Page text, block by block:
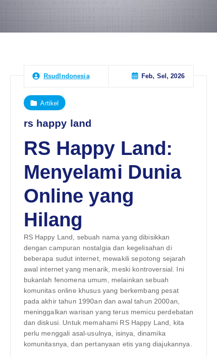
RsudIndonesia Feb, Sel, 2026
Artikel
rs happy land
RS Happy Land:
Menyelami Dunia
Online yang
Hilang
RS Happy Land, sebuah nama yang dibisikkan
dengan campuran nostalgia dan kegelisahan di
beberapa sudut internet, mewakili sepotong sejarah
awal internet yang menarik, meski kontroversial. Ini
bukanlah fenomena umum, melainkan sebuah
komunitas online khusus yang berkembang pesat
pada akhir tahun 1990an dan awal tahun 2000an,
meninggalkan warisan yang terus memicu perdebatan
dan diskusi. Untuk memahami RS Happy Land, kita
perlu menggali asal-usulnya, isinya, dinamika
komunitasnya, dan pertanyaan etis yang diajukannya.